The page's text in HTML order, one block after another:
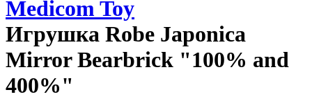
Medicom Toy
Игрушка Robe Japonica
Mirror Bearbrick "100% and
400%"